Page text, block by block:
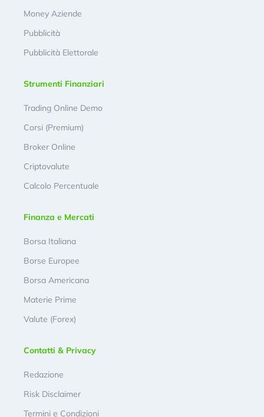
Money Aziende
Pubblicità
Pubblicità Elettorale
Strumenti Finanziari
Trading Online Demo
Corsi (Premium)
Broker Online
Criptovalute
Calcolo Percentuale
Finanza e Mercati
Borsa Italiana
Borse Europee
Borsa Americana
Materie Prime
Valute (Forex)
Contatti & Privacy
Redazione
Risk Disclaimer
Termini e Condizioni